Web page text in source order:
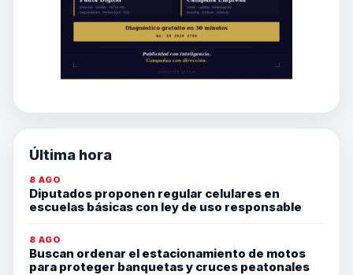
Última hora
8 AGO
Diputados proponen regular celulares en
escuelas básicas con ley de uso responsable
8 AGO
Buscan ordenar el estacionamiento de motos
para proteger banquetas y cruces peatonales